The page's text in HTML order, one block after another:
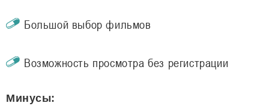
Большой выбор фильмов
Возможность просмотра без регистрации
Минусы: